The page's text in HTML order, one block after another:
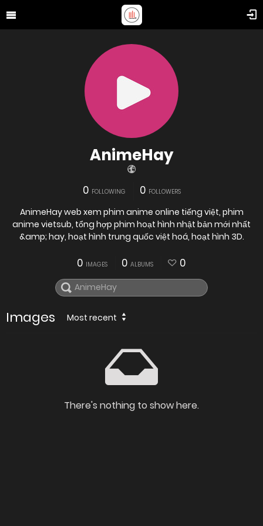
AnimeHay
0 FOLLOWING 0 FOLLOWERS
AnimeHay web xem phim anime online tiếng việt, phim
anime vietsub, tổng hợp phim hoạt hình nhật bản mới nhất
&amp; hay, hoạt hình trung quốc việt hoá, hoạt hình 3D.
0 IMAGES 0 ALBUMS 0
Images Most recent
There's nothing to show here.